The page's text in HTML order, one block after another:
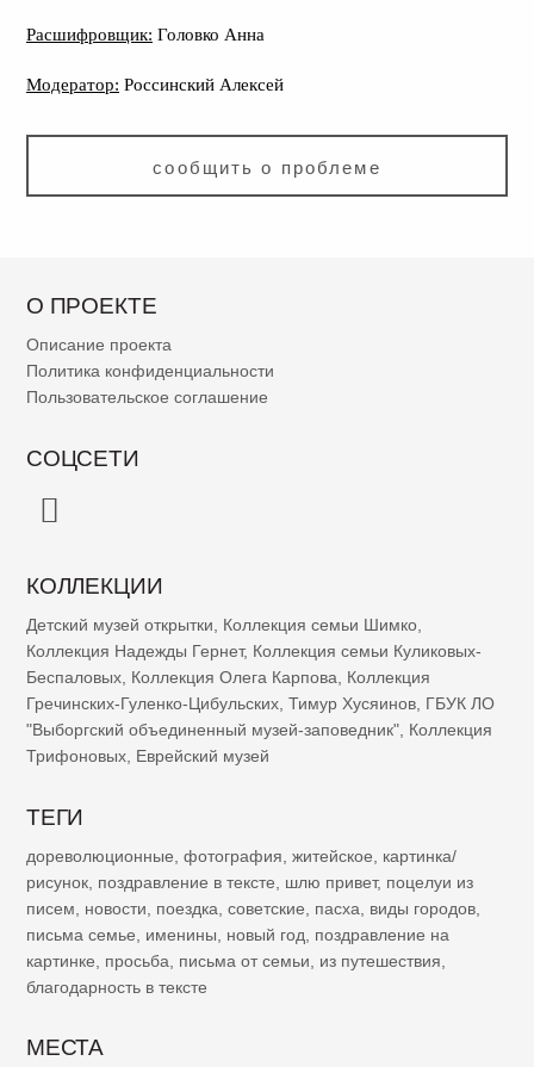
Расшифровщик: Головко Анна
Модератор: Россинский Алексей
сообщить о проблеме
О ПРОЕКТЕ
Описание проекта
Политика конфиденциальности
Пользовательское соглашение
СОЦСЕТИ
КОЛЛЕКЦИИ
Детский музей открытки Коллекция семьи Шимко
Коллекция Надежды Гернет, Коллекция семьи Куликовых-
Беспаловых Коллекция Олега Карпова
Коллекция
Гречинских-Гуленко-Цибульских Тимур Хусяинов ГБУК ЛО
"Выборгский объединенный музей-заповедник" Коллекция
Трифоновых Еврейский музей
ТЕГИ
дореволюционные фотография житейское
картинка/
рисунок поздравление в тексте шлю привет, поцелуи из
писем
новости поездка советские пасха виды городов
письма семье
именины новый год
поздравление на
картинке
просьба письма от семьи из путешествия
благодарность в тексте
МЕСТА